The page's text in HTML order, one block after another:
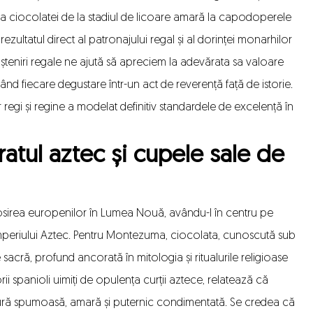
ciocolatei de la stadiul de licoare amară la capodoperele
direct al patronajului regal și al dorinței monarhilor
regale ne ajută să apreciem la adevărata sa valoare
fiecare degustare într-un act de reverență față de istorie.
și regine a modelat definitiv standardele de excelență în
aztec și cupele sale de
europenilor în Lumea Nouă, avându-l în centru pe
Aztec. Pentru Montezuma, ciocolata, cunoscută sub
profund ancorată în mitologia și ritualurile religioase
spanioli uimiți de opulența curții aztece, relatează că
spumoasă, amară și puternic condimentată. Se credea că